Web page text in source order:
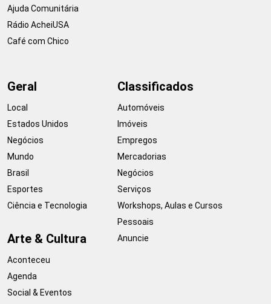
Ajuda Comunitária
Rádio AcheiUSA
Café com Chico
Geral
Local
Estados Unidos
Negócios
Mundo
Brasil
Esportes
Ciência e Tecnologia
Arte & Cultura
Aconteceu
Agenda
Social & Eventos
Classificados
Automóveis
Imóveis
Empregos
Mercadorias
Negócios
Serviços
Workshops, Aulas e Cursos
Pessoais
Anuncie